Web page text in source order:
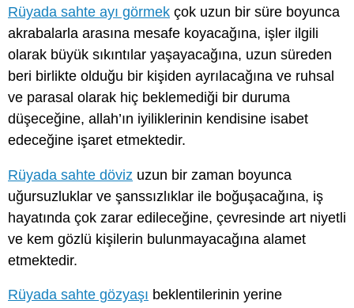
Rüyada sahte ayı görmek çok uzun bir süre boyunca
akrabalarla arasına mesafe koyacağına, işler ilgili
olarak büyük sıkıntılar yaşayacağına, uzun süreden
beri birlikte olduğu bir kişiden ayrılacağına ve ruhsal
ve parasal olarak hiç beklemediği bir duruma
düşeceğine, allah’ın iyiliklerinin kendisine isabet
edeceğine işaret etmektedir.
Rüyada sahte döviz uzun bir zaman boyunca
uğursuzluklar ve şanssızlıklar ile boğuşacağına, iş
hayatında çok zarar edileceğine, çevresinde art niyetli
ve kem gözlü kişilerin bulunmayacağına alamet
etmektedir.
Rüyada sahte gözyaşı beklentilerinin yerine